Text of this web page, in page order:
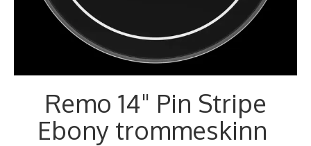
Remo 14" Pin Stripe
Ebony trommeskinn